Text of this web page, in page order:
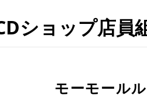
モーモール